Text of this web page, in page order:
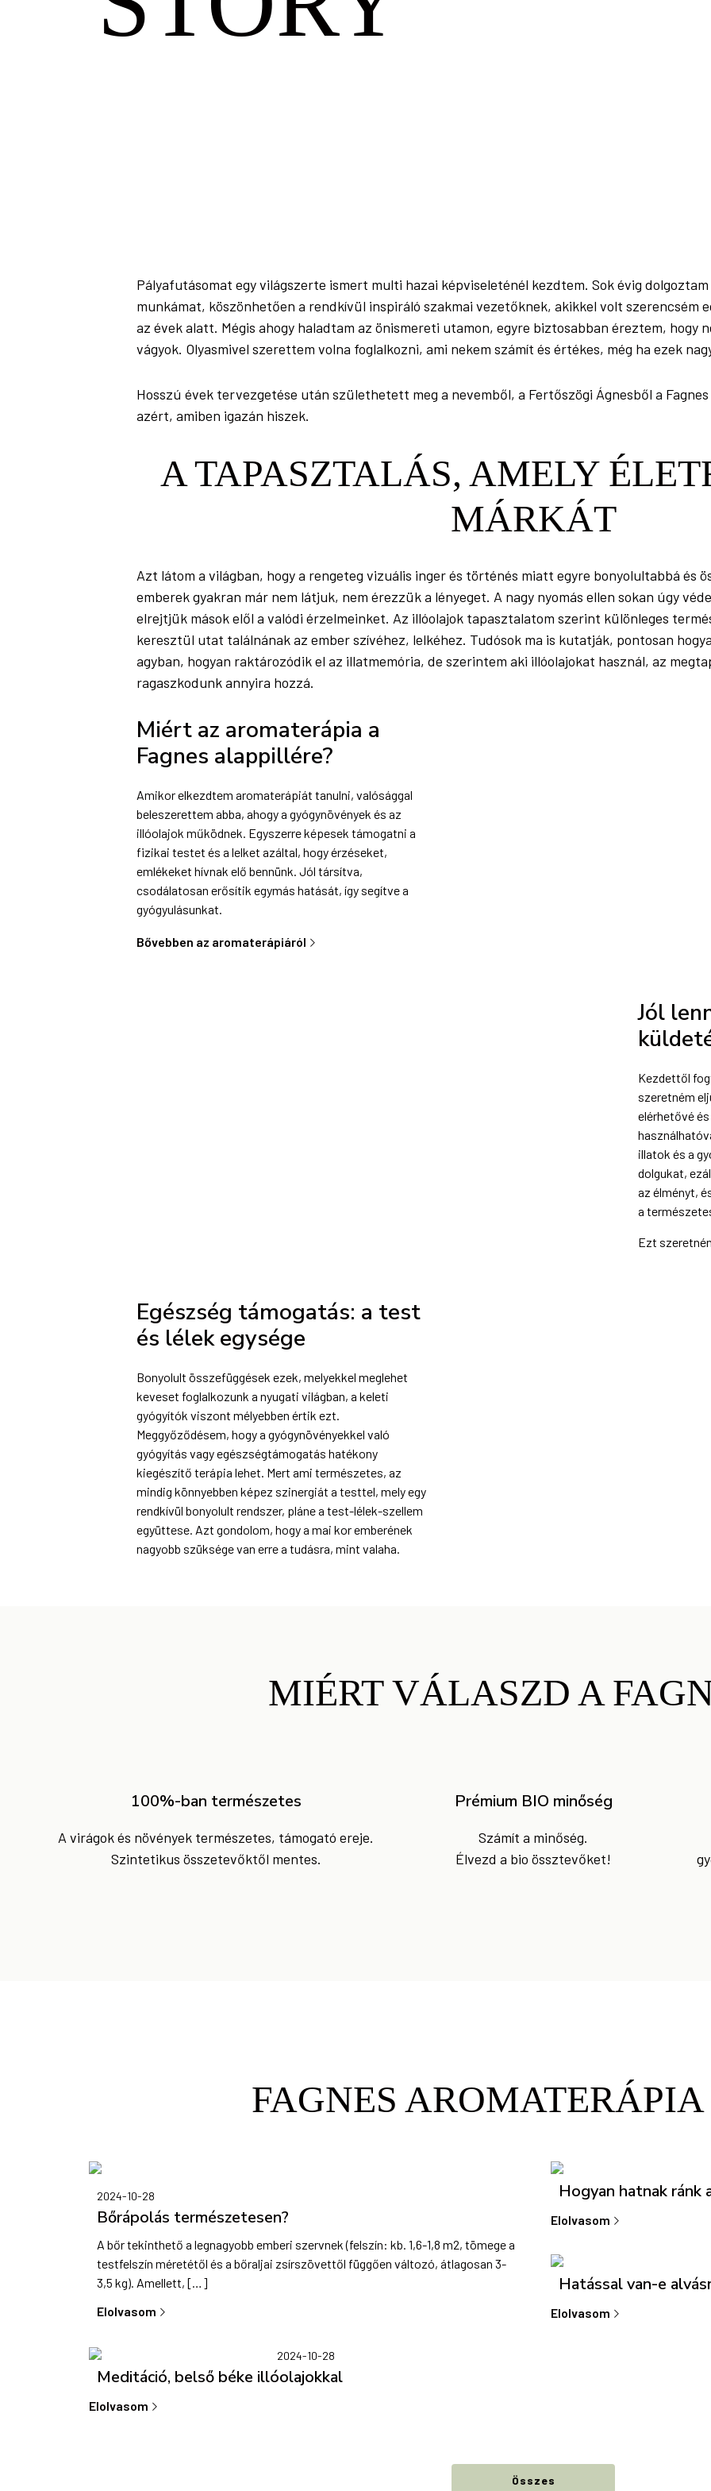
Pályafutásomat egy világszerte ismert multi hazai képviseleténél kezdtem. Sok évig
munkámat, köszönhetően a rendkívül inspiráló szakmai vezetőknek, akikkel volt szerencsém
az évek alatt. Mégis ahogy haladtam az önismereti utamon, egyre biztosabban éreztem, hogy
vágyok. Olyasmivel szerettem volna foglalkozni, ami nekem számít és értékes, még ha ezek
Hosszú évek tervezgetése után születhetett meg a nevemből, a Fertőszögi Ágnesből a
azért, amiben igazán hiszek.
A TAPASZTALÁS, AMELY
MÁRKÁT
Azt látom a világban, hogy a rengeteg vizuális inger és történés miatt egyre bonyolultabbá és
emberek gyakran már nem látjuk, nem érezzük a lényeget. A nagy nyomás ellen sokan úgy
elrejtjük mások elől a valódi érzelmeinket. Az illóolajok tapasztalatom szerint különleges
keresztül utat találnának az ember szívéhez, lelkéhez. Tudósok ma is kutatják, pontosan
agyban, hogyan raktározódik el az illatmemória, de szerintem aki illóolajokat használ, az
ragaszkodunk annyira hozzá.
Miért az aromaterápia a
Fagnes alappillére?
Amikor elkezdtem aromaterápiát tanulni, valósággal
beleszerettem abba, ahogy a gyógynövények és az
illóolajok működnek. Egyszerre képesek támogatni a
fizikai testet és a lelket azáltal, hogy érzéseket,
emlékeket hívnak elő bennünk. Jól társítva,
csodálatosan erősítik egymás hatását, így segítve a
gyógyulásunkat.
Bővebben az aromaterápiáról
Jól
Kezdettől
szeretném
elérhetővé
illatok és a
dolgukat,
az élményt,
a
Ezt
Egészség támogatás: a test
és lélek egysége
Bonyolult összefüggések ezek, melyekkel meglehet
keveset foglalkozunk a nyugati világban, a keleti
gyógyítók viszont mélyebben értik ezt.
Meggyőződésem, hogy a gyógynövényekkel való
gyógyítás vagy egészségtámogatás hatékony
kiegészítő terápia lehet. Mert ami természetes, az
mindig könnyebben képez szinergiát a testtel, mely egy
rendkívül bonyolult rendszer, pláne a test-lélek-szellem
együttese. Azt gondolom, hogy a mai kor emberének
nagyobb szüksége van erre a tudásra, mint valaha.
MIÉRT VÁLASZD A
100%-ban természetes
A virágok és növények természetes, támogató ereje.
Szintetikus összetevőktől mentes.
Prémium BIO minőség
Számít a minőség.
Élvezd a bio össztevőket!
FAGNES
2024-10-28
Bőrápolás természetesen?
A bőr tekinthető a legnagyobb emberi szervnek (felszín: kb. 1,6-1,8 m2, tömege a
testfelszín méretétől és a bőraljai zsírszövettől függően változó, átlagosan 3-
3,5 kg). Amellett, […]
Elolvasom
Hogyan hatnak ránk
Elolvasom
Hatással van-e
Elolvasom
2024-10-28
Meditáció, belső béke illóolajokkal
Elolvasom
Összes